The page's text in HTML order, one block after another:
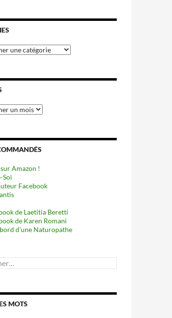
Amazon !
Soi
Facebook
de Laetitia Beretti
de Karen Romani
d’une Naturopathe
:
MOTS